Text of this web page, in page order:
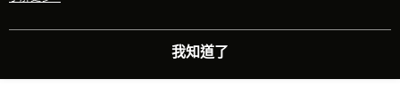
我知道了